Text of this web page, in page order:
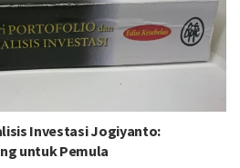
Investasi Jogiyanto:
untuk Pemula